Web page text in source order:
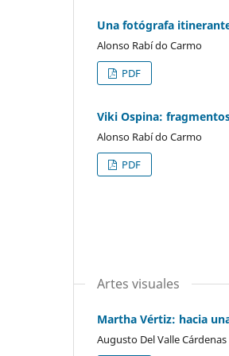
Una fotógrafa
Alonso Rabí do Carmo
PDF
Viki Ospina:
Alonso Rabí do Carmo
PDF
Artes visuales
Martha Vértiz: hacia
Augusto Del Valle Cárdenas